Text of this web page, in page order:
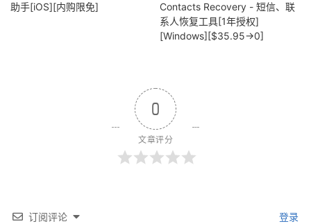
助手[iOS][内购限免]
Contacts Recovery - 短信、联
系人恢复工具[1年授权]
[Windows][$35.95→0]
0
文章评分
订阅评论 登录